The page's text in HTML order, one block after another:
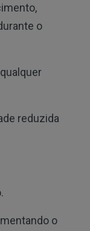
o
reduzida
o